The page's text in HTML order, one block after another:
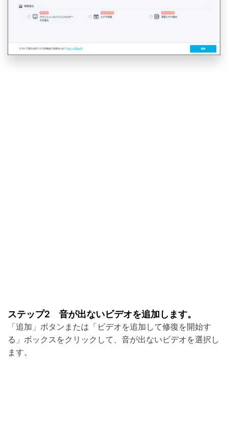
ステップ2 音が出ないビデオを追加します。
「追加」ボタンまたは「ビデオを追加して修復を開始す
る」ボックスをクリックして、音が出ないビデオを選択し
ます。